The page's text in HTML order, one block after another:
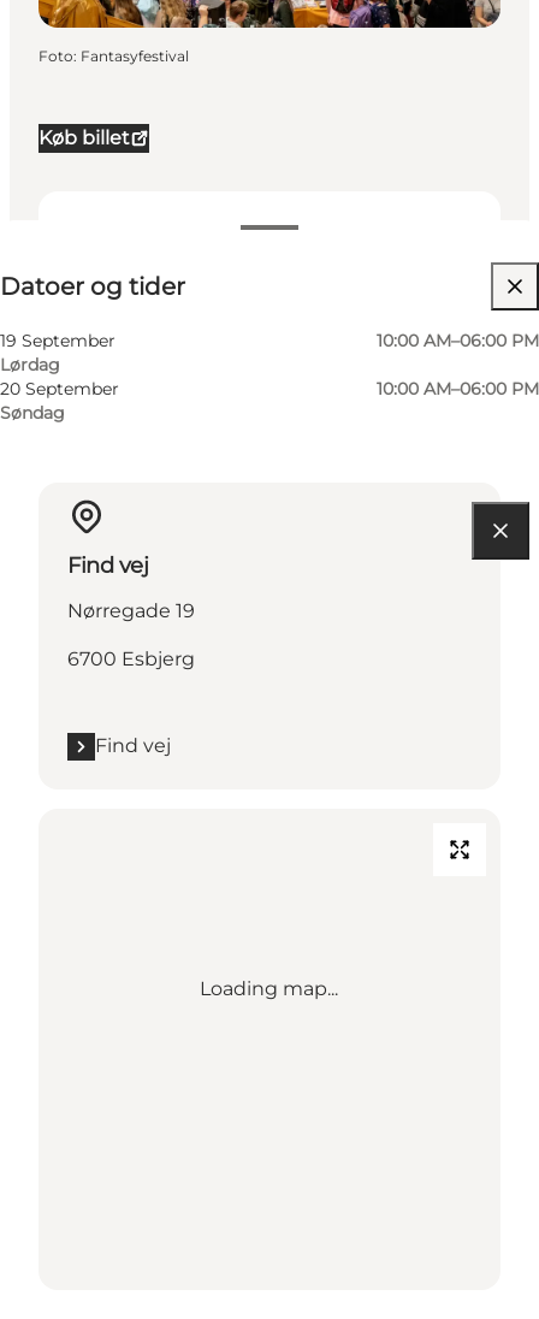
Køb billet
Datoer og tider
19 September
Lørdag
10:00 AM–06:00 PM
20 September
Søndag
10:00 AM–06:00 PM
Besøg hjemmeside
Foto: Fantasyfestival
Find vej
Nørregade 19
6700 Esbjerg
Find vej
Loading map...